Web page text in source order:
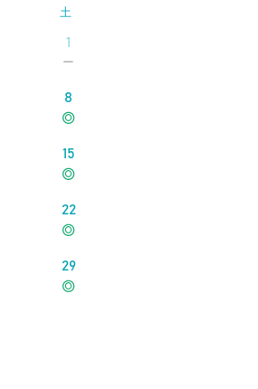
土
1
8
15
22
29